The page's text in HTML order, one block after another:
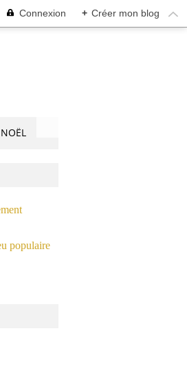
Connexion + Créer mon blog
populaire